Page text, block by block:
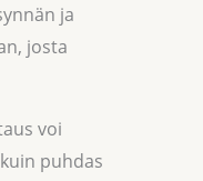
ja
josta
voi
puhdas